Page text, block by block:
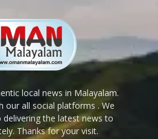
local news in Malayalam.
our all social platforms . We
the latest news to
Thanks for your visit.